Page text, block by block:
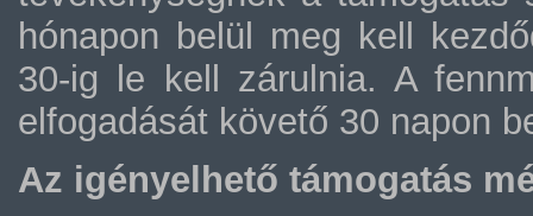
hónapon belül meg kell
30-ig le kell zárulnia. A
elfogadását követő 30 napon
Az igényelhető támogatás